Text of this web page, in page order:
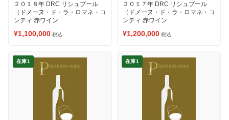
２０１８年 DRC リシュブール
（ドメーヌ・ド・ラ・ロマネ・コ
ンティ 赤ワイン
¥1,100,000 税込
２０１７年 DRC リシュブール
（ドメーヌ・ド・ラ・ロマネ・コ
ンティ 赤ワイン
¥1,200,000 税込
在庫1 在庫1